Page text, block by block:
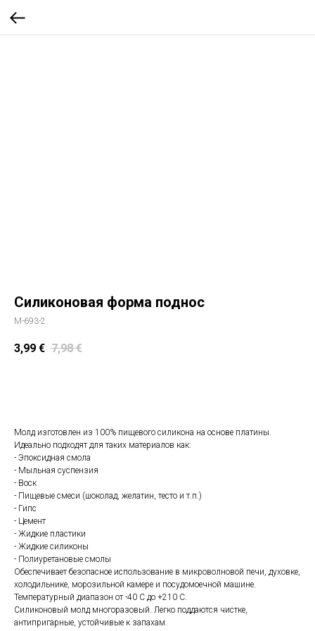
Силиконовая форма поднос
M-693-2
3,99 € 7,98 €
Молд изготовлен из 100% пищевого силикона на основе платины.
Идеально подходят для таких материалов как:
- Эпоксидная смола
- Мыльная суспензия
- Воск
- Пищевые смеси (шоколад, желатин, тесто и т.п.)
- Гипс
- Цемент
- Жидкие пластики
- Жидкие силиконы
- Полиуретановые смолы
Обеспечивает безопасное использование в микроволновой печи, духовке,
холодильнике, морозильной камере и посудомоечной машине.
Температурный диапазон от -40 С до +210 С.
Силиконовый молд многоразовый. Легко поддаются чистке,
антипригарные, устойчивые к запахам.